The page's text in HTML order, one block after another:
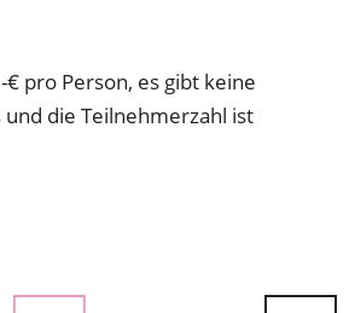
€ pro Person, es gibt keine
die Teilnehmerzahl ist